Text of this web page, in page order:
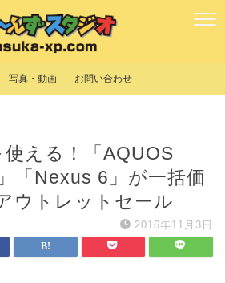
写真・動画 お問い合わせ
使える！「AQUOS
「Nexus 6」が一括価
ウトレットセール
2016年11月3日